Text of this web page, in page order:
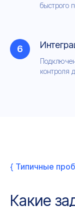
быстрого
контроля
{ Типичные
Какие